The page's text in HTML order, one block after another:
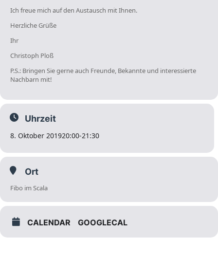
Ich freue mich auf den Austausch mit Ihnen.
Herzliche Grüße
Ihr
Christoph Ploß
P.S.: Bringen Sie gerne auch Freunde, Bekannte und interessierte
Nachbarn mit!
Uhrzeit
8. Oktober 201920:00-21:30
Ort
Fibo im Scala
CALENDAR GOOGLECAL